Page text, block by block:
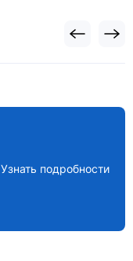
Узнать подробности